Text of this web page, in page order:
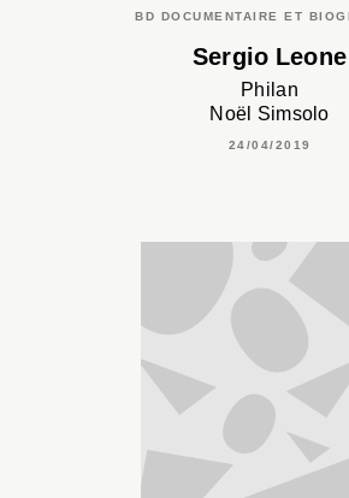
BD DOCUMENTAIRE ET
Sergio Leone
Philan
Noël Simsolo
24/04/2019